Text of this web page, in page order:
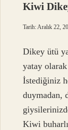
Kiwi
Tarih: Aralık 22,
Dikey ütü
yatay
İstediğiniz
duymadan,
Kiwi